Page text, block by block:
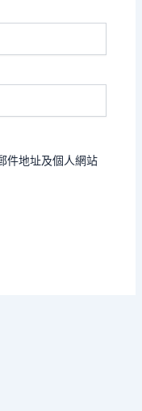
件地址及個人網站